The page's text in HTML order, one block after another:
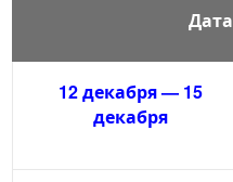
Дата
12 декабря — 15
декабря